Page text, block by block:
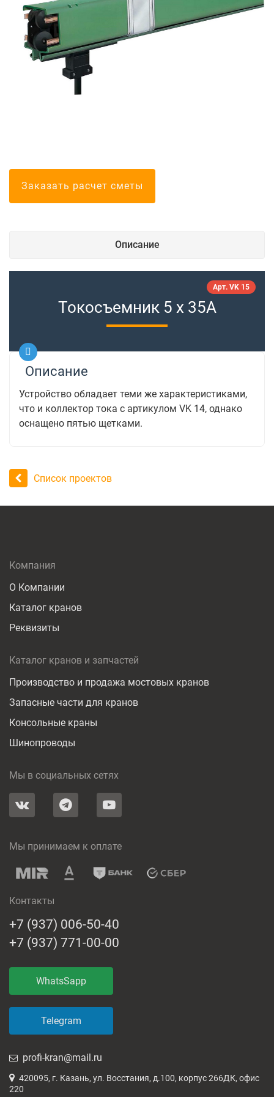
Болгарские
Заказать расчет сметы
Описание
Токосъемник 5 х 35А
Арт. VK 15
Описание
Устройство обладает теми же характеристиками,
что и коллектор тока с артикулом VK 14, однако
оснащено пятью щетками.
Список проектов
Компания
О Компании
Каталог кранов
Реквизиты
Каталог кранов и запчастей
Производство и продажа мостовых кранов
Запасные части для кранов
Консольные краны
Шинопроводы
Мы в социальных сетях
Мы принимаем к оплате
Контакты
+7 (937) 006-50-40
+7 (937) 771-00-00
WhatsSapp
Telegram
profi-kran@mail.ru
420095, г. Казань, ул. Восстания, д.100, корпус 266ДК, офис
220